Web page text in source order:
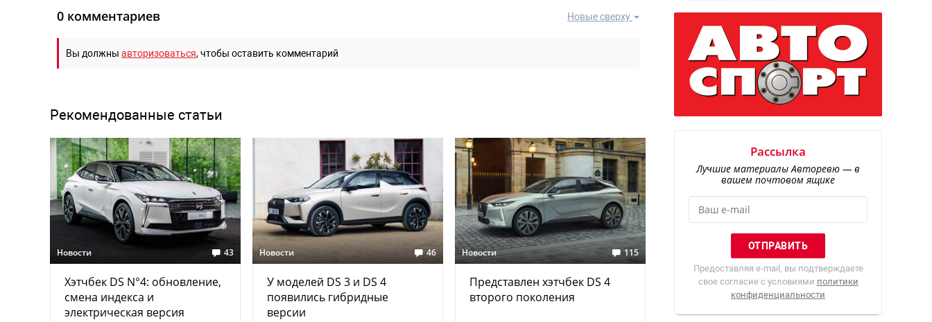
Новые сверху
0 комментариев
Вы должны авторизоваться, чтобы оставить комментарий
Рекомендованные статьи
Новости 43
Хэтчбек DS N°4: обновление,
смена индекса и
электрическая версия
Новости 46
У моделей DS 3 и DS 4
появились гибридные
версии
Новости 115
Представлен хэтчбек DS 4
второго поколения
Рассылка
Лучшие материалы Авторевю — в
вашем почтовом ящике
Предоставляя e-mail, вы подтверждаете
свое согласие с условиями политики
конфиденциальности